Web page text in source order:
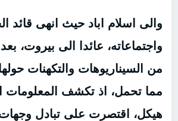
والى اسلام اباد حيث انهى قائد
واجتماعاته، عائدا الى بيروت،
من السيناريوهات والتكهنات
مما تحمل، اذ تكشف المعلومات
هيكل، اقتصرت على تبادل